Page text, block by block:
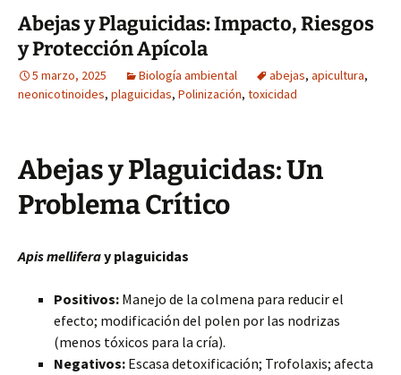
Abejas y Plaguicidas: Impacto, Riesgos
y Protección Apícola
5 marzo, 2025 Biología ambiental abejas, apicultura,
neonicotinoides, plaguicidas, Polinización, toxicidad
Abejas y Plaguicidas: Un
Problema Crítico
Apis melliferay plaguicidas
Positivos: Manejo de la colmena para reducir el
efecto; modificación del polen por las nodrizas
(menos tóxicos para la cría).
Negativos: Escasa detoxificación; Trofolaxis; afecta